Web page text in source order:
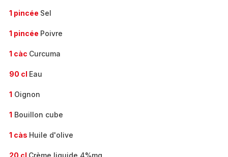
1 pincée Sel
1 pincée Poivre
1 càc Curcuma
90 cl Eau
1 Oignon
1 Bouillon cube
1 càs Huile d'olive
20 cl Crème liquide 4%mg